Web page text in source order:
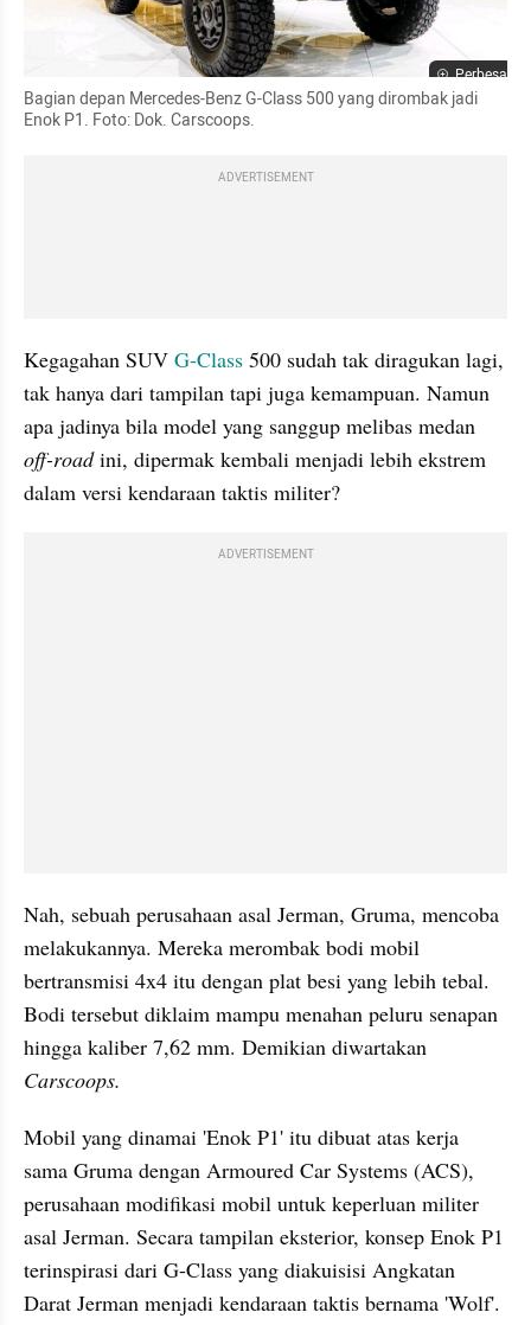
Perbesar
Bagian depan Mercedes-Benz G-Class 500 yang dirombak jadi
Enok P1. Foto: Dok. Carscoops.
ADVERTISEMENT
Kegagahan SUV G-Class 500 sudah tak diragukan lagi,
tak hanya dari tampilan tapi juga kemampuan. Namun
off-road ini, dipermak kembali menjadi lebih ekstrem
dalam versi kendaraan taktis militer?
ADVERTISEMENT
Nah, sebuah perusahaan asal Jerman, Gruma, mencoba
melakukannya. Mereka merombak bodi mobil
bertransmisi 4x4 itu dengan plat besi yang lebih tebal.
Bodi tersebut diklaim mampu menahan peluru senapan
hingga kaliber 7,62 mm. Demikian diwartakan
Carscoops.
Mobil yang dinamai 'Enok P1' itu dibuat atas kerja
sama Gruma dengan Armoured Car Systems (ACS),
perusahaan modifikasi mobil untuk keperluan militer
asal Jerman. Secara tampilan eksterior, konsep Enok P1
terinspirasi dari G-Class yang diakuisisi Angkatan
Darat Jerman menjadi kendaraan taktis bernama 'Wolf'.